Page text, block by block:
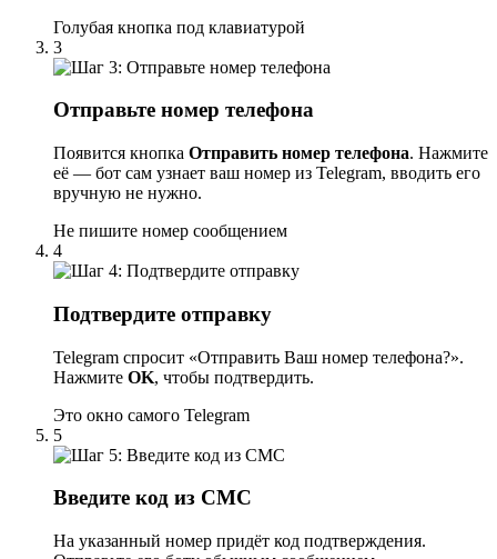
Голубая кнопка под клавиатурой
3
Отправьте номер телефона
Появится кнопка Отправить номер телефона. Нажмите
её — бот сам узнает ваш номер из Telegram, вводить его
вручную не нужно.
Не пишите номер сообщением
4
Подтвердите отправку
Telegram спросит «Отправить Ваш номер телефона?».
Нажмите OK, чтобы подтвердить.
Это окно самого Telegram
5
Введите код из СМС
На указанный номер придёт код подтверждения.